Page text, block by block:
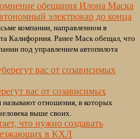
обещания Илона Маска
электрокар до конца
компании, направленном в
Калифорния. Ранее Маск обещал, что
под управлением автопилота
вас от созависимых
отношения, в которых
выше своих.